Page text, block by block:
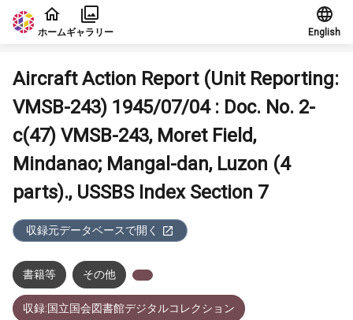
本文に飛ぶ
ホームギャラリー English
Aircraft Action Report (Unit Reporting:
VMSB-243) 1945/07/04 : Doc. No. 2-
c(47) VMSB-243, Moret Field,
Mindanao; Mangal-dan, Luzon (4
parts)., USSBS Index Section 7
収録元データベースで開く
書籍等 その他
収録:国立国会図書館デジタルコレクション